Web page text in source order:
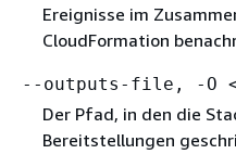
Ereignisse im
CloudFormation
--outputs-file, -O
Der Pfad, in den die
Bereitstellungen